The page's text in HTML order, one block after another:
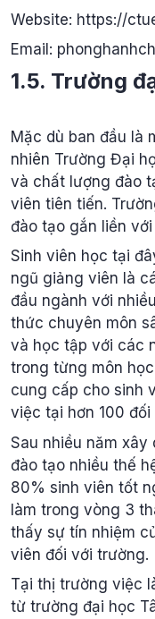
Website: https://
Email:
1.5. Trường
Mặc dù ban đầu là
nhiên Trường Đại
và chất lượng đào
viên tiên tiến.
đào tạo gắn liền
Sinh viên học tại
ngũ giảng viên là
đầu ngành với
thức chuyên môn
và học tập với các
trong từng môn
cung cấp cho sinh
việc tại hơn 100
Sau nhiều năm
đào tạo nhiều thế
80% sinh viên tốt
làm trong vòng 3
thấy sự tín nhiệm
viên đối với trường.
Tại thị trường việc
từ trường đại học